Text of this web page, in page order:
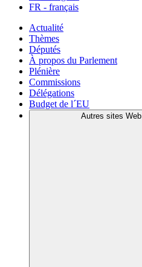
FR - français
Actualité
Thèmes
Députés
À propos du Parlement
Plénière
Commissions
Délégations
Budget de l´EU
Autres sites Web